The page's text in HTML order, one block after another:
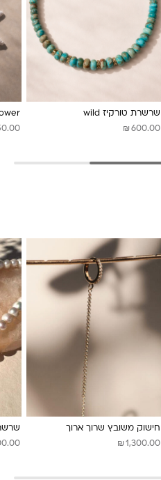
שרשרת טורקיז wild
₪ 600.00
חישוק משובץ שרוך ארוך
₪ 1,300.00